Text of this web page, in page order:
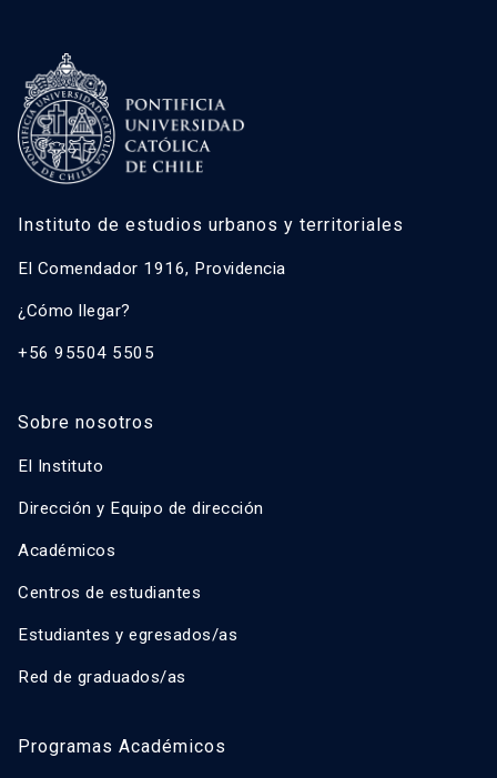
Instituto de estudios urbanos y territoriales
El Comendador 1916, Providencia
¿Cómo llegar?
+56 95504 5505
Sobre nosotros
El Instituto
Dirección y Equipo de dirección
Académicos
Centros de estudiantes
Estudiantes y egresados/as
Red de graduados/as
Programas Académicos